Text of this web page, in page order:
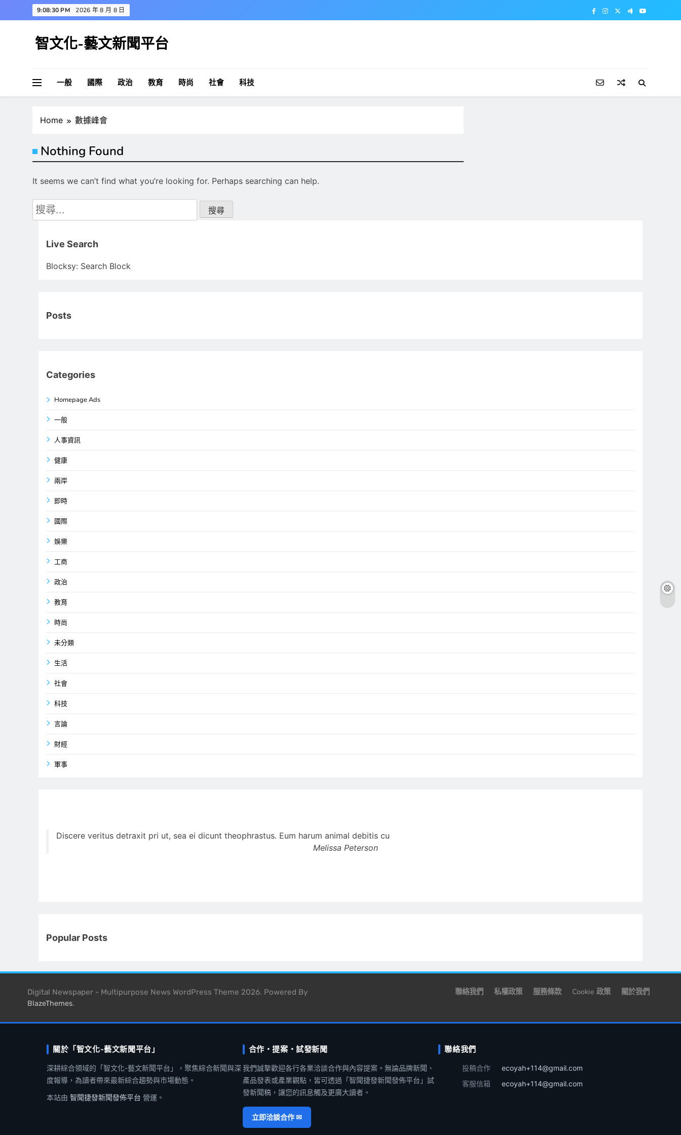
to
9:08:31 PM 2026 年 8 月 8 日
智文化-藝文新聞平台
一般 國際 政治 教育 時尚 社會 科技
Home 數據峰會
Nothing Found
It seems we can’t find what you’re looking for. Perhaps searching can help.
搜
尋
Live Search
Blocksy: Search Block
Posts
Categories
Homepage Ads
一般
人事資訊
健康
兩岸
即時
國際
娛樂
工商
政治
教育
時尚
未分類
生活
社會
科技
言論
財經
軍事
Discere veritus detraxit pri ut, sea ei dicunt theophrastus. Eum harum animal debitis cu
Melissa Peterson
Popular Posts
Digital Newspaper - Multipurpose News WordPress Theme 2026. Powered By
BlazeThemes.
聯絡我們 私權政策 服務條款 Cookie 政策 關於我們
關於「智文化-藝文新聞平台」
深耕綜合領域的「智文化-藝文新聞平台」，聚焦綜合新聞與深
度報導，為讀者帶來最新綜合趨勢與市場動態。
本站由 智聞捷發新聞發佈平台 營運。
合作・提案・試發新聞
我們誠摯歡迎各行各業洽談合作與內容提案。無論品牌新聞、
產品發表或產業觀點，皆可透過「智聞捷發新聞發佈平台」試
發新聞稿，讓您的訊息觸及更廣大讀者。
立即洽談合作 ✉
聯絡我們
投稿合作
ecoyah+114@gmail.com
客服信箱
ecoyah+114@gmail.com